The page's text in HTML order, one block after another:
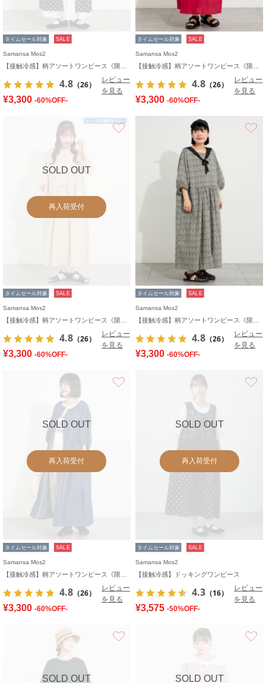
タイムセール対象 SALE
Samansa Mos2
4.8 （26）
レビュー
を見る
¥3,300 -60%OFF-
タイムセール対象 SALE
Samansa Mos2
4.8 （26）
レビュー
を見る
¥3,300 -60%OFF-
SOLD OUT
再入荷受付
タイムセール対象 SALE
Samansa Mos2
4.8 （26）
レビュー
を見る
¥3,300 -60%OFF-
タイムセール対象 SALE
Samansa Mos2
4.8 （26）
レビュー
を見る
¥3,300 -60%OFF-
SOLD OUT
再入荷受付
タイムセール対象 SALE
Samansa Mos2
4.8 （26）
レビュー
を見る
¥3,300 -60%OFF-
SOLD OUT
再入荷受付
タイムセール対象 SALE
Samansa Mos2
【接触冷感】ドッキングワンピース
4.3 （16）
レビュー
を見る
¥3,575 -50%OFF-
SOLD OUT SOLD OUT